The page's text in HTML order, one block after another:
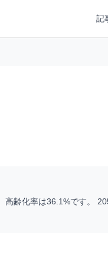
記
高齢化率は36.1%です。